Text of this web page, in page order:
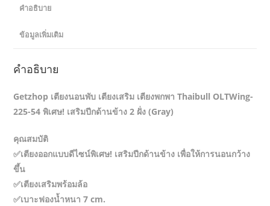
คำอธิบาย
ข้อมูลเพิ่มเติม
คำอธิบาย
Getzhop เตียงนอนพับ เตียงเสริม เตียงพกพา Thaibull OLTWing-
225-54 พิเศษ! เสริมปีกด้านข้าง 2 ฝั่ง (Gray)
คุณสมบัติ
✅เตียงออกแบบดีไซน์พิเศษ! เสริมปีกด้านข้าง เพื่อให้การนอนกว้าง
ขึ้น
✅เตียงเสริมพร้อมล้อ
✅เบาะฟองน้ำหนา 7 cm.